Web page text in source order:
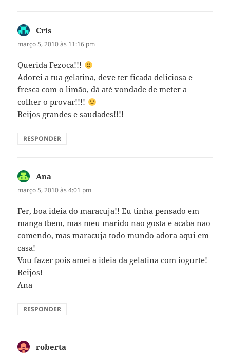
Cris
março 5, 2010 às 11:16 pm
Querida Fezoca!!!
Adorei a tua gelatina, deve ter ficada deliciosa e
fresca com o limão, dá até vondade de meter a
colher o provar!!!!
Beijos grandes e saudades!!!!
RESPONDER
Ana
março 5, 2010 às 4:01 pm
Fer, boa ideia do maracuja!! Eu tinha pensado em
manga tbem, mas meu marido nao gosta e acaba nao
comendo, mas maracuja todo mundo adora aqui em
casa!
Vou fazer pois amei a ideia da gelatina com iogurte!
Beijos!
Ana
RESPONDER
roberta